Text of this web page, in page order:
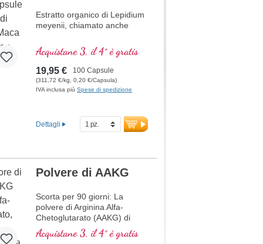
Estratto organico di Lepidium
meyenii, chiamato anche
Acquistane 3, il 4° è gratis
19,95 € 100 Capsule
(311,72 €/kg, 0,20 €/Capsula)
IVA inclusa piùSpese di spedizione
Dettagli
Polvere di AAKG
Scorta per 90 giorni: La
polvere di Arginina Alfa-
Chetoglutarato (AAKG) di
Biotikon è composta da due
elementi importanti: L-
Acquistane 3, il 4° è gratis